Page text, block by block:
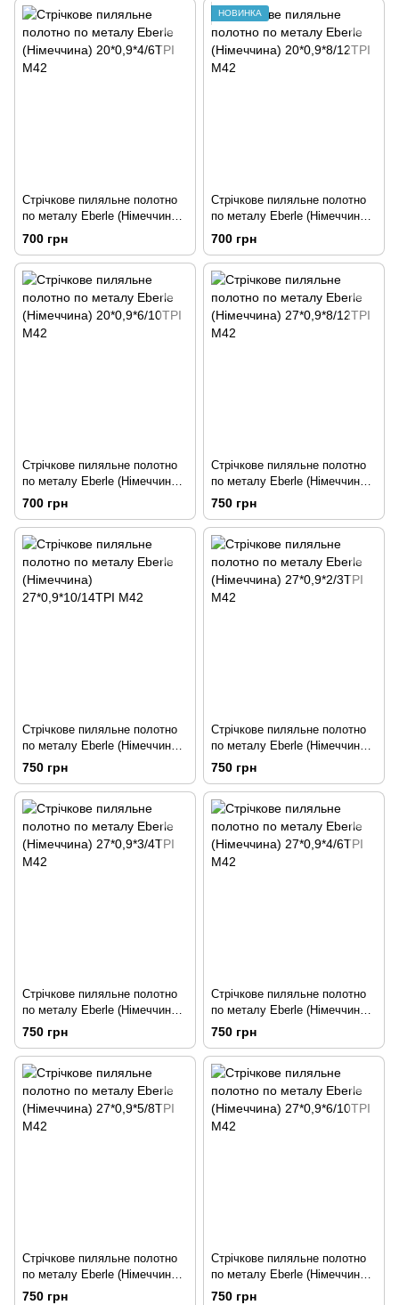
Стрічкове пиляльне полотно
по металу Eberle (Німеччина)
20*0,9*4/6TPI M42
700 грн
НОВИНКА
Стрічкове пиляльне полотно
по металу Eberle (Німеччина)
20*0,9*8/12TPI M42
700 грн
Стрічкове пиляльне полотно
по металу Eberle (Німеччина)
20*0,9*6/10TPI M42
700 грн
Стрічкове пиляльне полотно
по металу Eberle (Німеччина)
27*0,9*8/12TPI M42
750 грн
Стрічкове пиляльне полотно
по металу Eberle (Німеччина)
27*0,9*10/14TPI M42
750 грн
Стрічкове пиляльне полотно
по металу Eberle (Німеччина)
27*0,9*2/3TPI M42
750 грн
Стрічкове пиляльне полотно
по металу Eberle (Німеччина)
27*0,9*3/4TPI M42
750 грн
Стрічкове пиляльне полотно
по металу Eberle (Німеччина)
27*0,9*4/6TPI M42
750 грн
Стрічкове пиляльне полотно
по металу Eberle (Німеччина)
27*0,9*5/8TPI M42
750 грн
Стрічкове пиляльне полотно
по металу Eberle (Німеччина)
27*0,9*6/10TPI M42
750 грн